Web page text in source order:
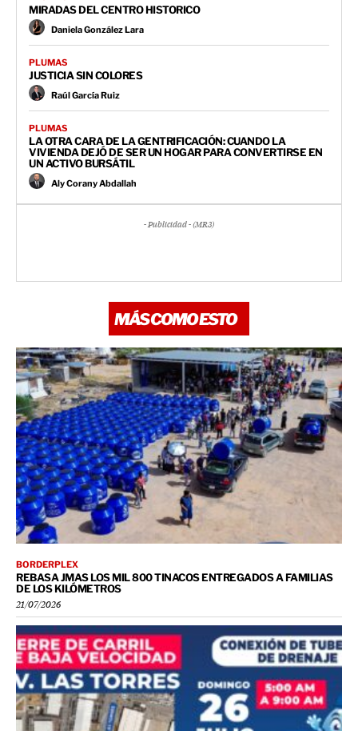
MIRADAS DEL CENTRO HISTORICO
Daniela González Lara
PLUMAS
JUSTICIA SIN COLORES
Raúl García Ruiz
PLUMAS
LA OTRA CARA DE LA GENTRIFICACIÓN: CUANDO LA
VIVIENDA DEJÓ DE SER UN HOGAR PARA CONVERTIRSE EN
UN ACTIVO BURSÁTIL
Aly Corany Abdallah
- Publicidad - (MR3)
MÁS COMO ESTO
BORDERPLEX
REBASA JMAS LOS MIL 800 TINACOS ENTREGADOS A FAMILIAS
DE LOS KILÓMETROS
21/07/2026